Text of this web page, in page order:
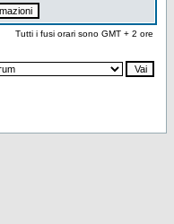
Tutti i fusi orari sono GMT + 2 ore